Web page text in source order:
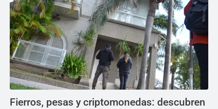
Fierros, pesas y criptomonedas: descubren